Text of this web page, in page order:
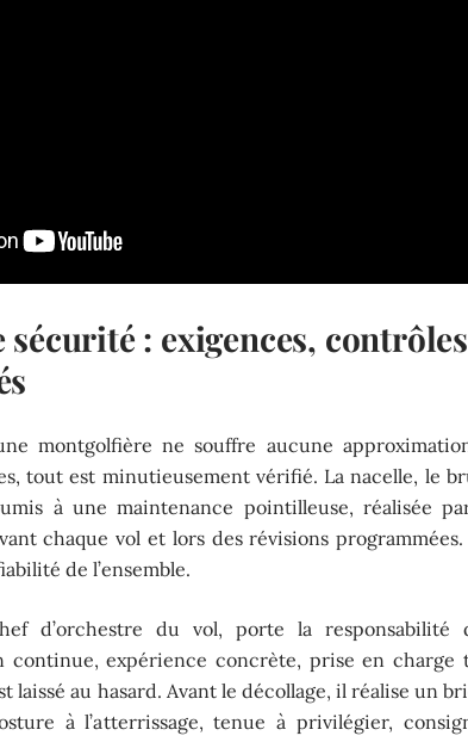
sécurité : exigences,
montgolfière ne souffre aucune
tout est minutieusement vérifié. La nacelle, le
à une maintenance pointilleuse, réalisée
chaque vol et lors des révisions programmées.
de l’ensemble.
d’orchestre du vol, porte la responsabilité
continue, expérience concrète, prise en charge
laissé au hasard. Avant le décollage, il réalise un
à l’atterrissage, tenue à privilégier,